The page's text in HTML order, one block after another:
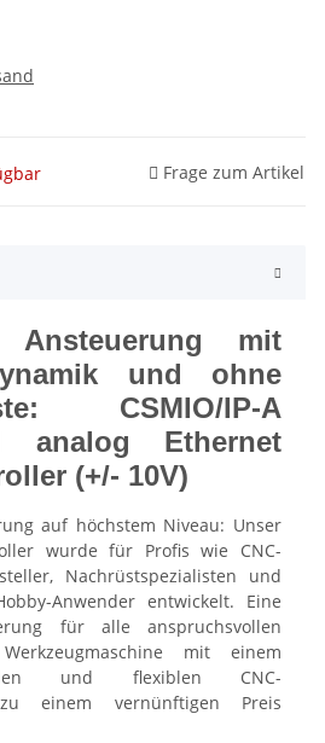
Frage zum Artikel
Ansteuerung mit
und ohne
CSMIO/IP-A
analog Ethernet
(+/- 10V)
auf höchstem Niveau: Unser
wurde für Profis wie CNC-
Nachrüstspezialisten und
Anwender entwickelt. Eine
für alle anspruchsvollen
mit einem
und flexiblen CNC-
zu einem vernünftigen Preis